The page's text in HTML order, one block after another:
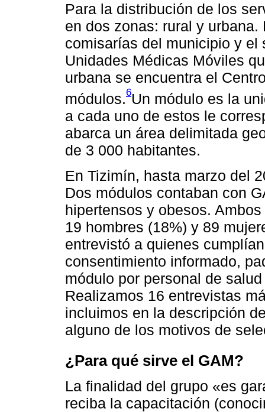
Para la distribución de los
en dos zonas: rural y
comisarías del municipio y el
Unidades Médicas Móviles
urbana se encuentra el
módulos.6Un módulo es la
a cada uno de estos le
abarca un área delimitada
de 3 000 habitantes.
En Tizimín, hasta marzo del
Dos módulos contaban con
hipertensos y obesos.
19 hombres (18%) y 89
entrevistó a quienes
consentimiento informado,
módulo por personal de
Realizamos 16 entrevistas
incluimos en la descripción
alguno de los motivos de
¿Para qué sirve el GAM?
La finalidad del grupo «es
reciba la capacitación